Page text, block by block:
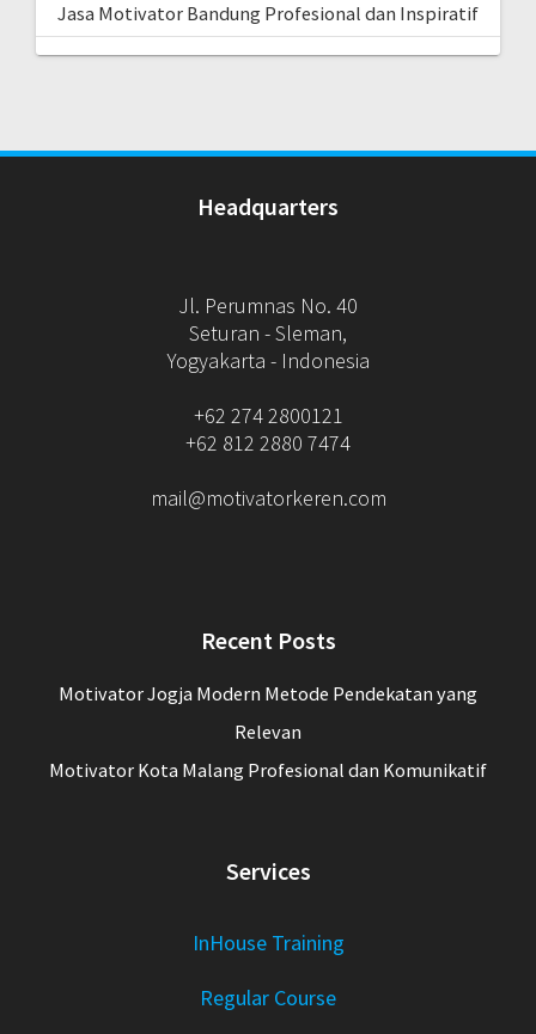
Jasa Motivator Bandung Profesional dan Inspiratif
Headquarters
Jl. Perumnas No. 40
Seturan - Sleman,
Yogyakarta - Indonesia
+62 274 2800121
+62 812 2880 7474
mail@motivatorkeren.com
Recent Posts
Motivator Jogja Modern Metode Pendekatan yang
Relevan
Motivator Kota Malang Profesional dan Komunikatif
Services
InHouse Training
Regular Course